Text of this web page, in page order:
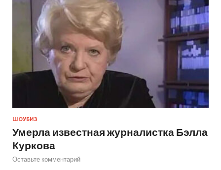
ШОУБИЗ
Умерла известная журналистка Бэлла
Куркова
Оставьте комментарий